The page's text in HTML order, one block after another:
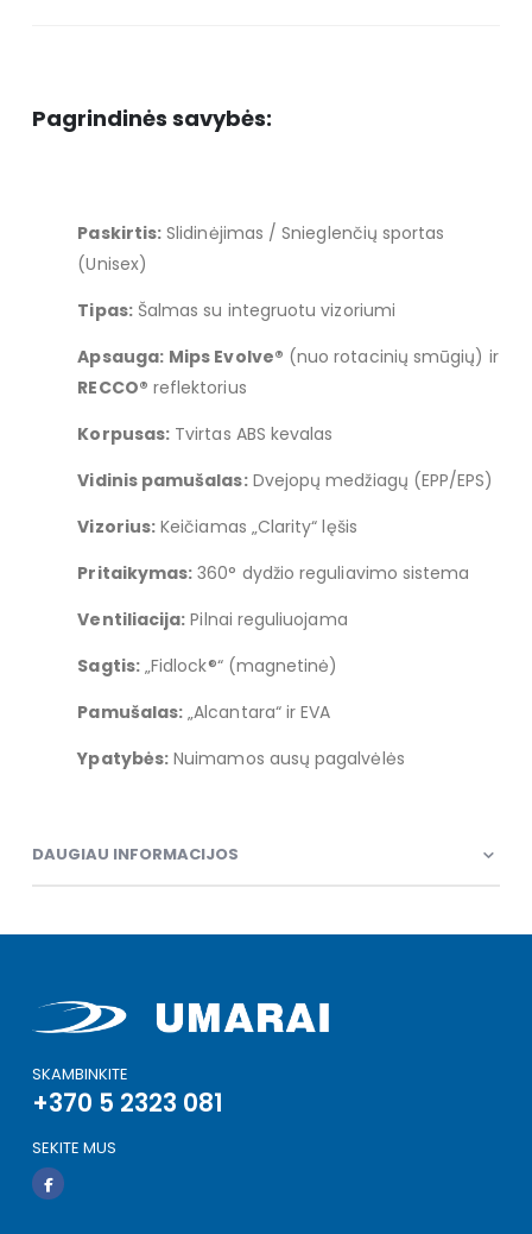
Pagrindinės savybės:
Paskirtis: Slidinėjimas / Snieglenčių sportas
(Unisex)
Tipas:Šalmas su integruotu vizoriumi
Apsauga: Mips Evolve® (nuo rotacinių smūgių) ir
RECCO® reflektorius
Korpusas: Tvirtas ABS kevalas
Vidinis pamušalas:Dvejopų medžiagų (EPP/EPS)
Vizorius: Keičiamas „Clarity“ lęšis
Pritaikymas: 360° dydžio reguliavimo sistema
Ventiliacija: Pilnai reguliuojama
Sagtis:„Fidlock®“ (magnetinė)
Pamušalas: „Alcantara“ ir EVA
Ypatybės: Nuimamos ausų pagalvėlės
DAUGIAU INFORMACIJOS
SKAMBINKITE
+370 5 2323 081
SEKITE MUS